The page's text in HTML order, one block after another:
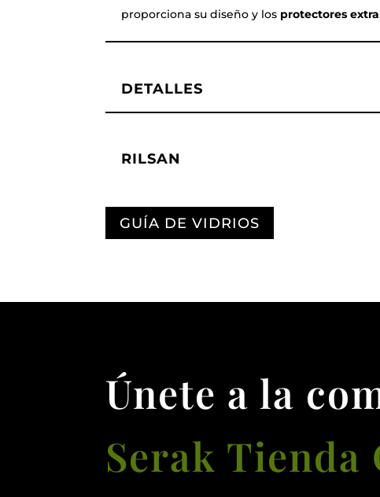
proporciona su diseño y los protectores
DETALLES
RILSAN
GUÍA DE VIDRIOS
Únete a la
Serak